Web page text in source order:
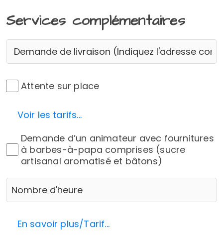
Services complémentaires
Attente sur place
Attente sur place
Voir les tarifs...
Demande d'animateur
Demande d’un animateur avec fournitures
à barbes-à-papa comprises (sucre
artisanal aromatisé et bâtons)
En savoir plus/Tarif...